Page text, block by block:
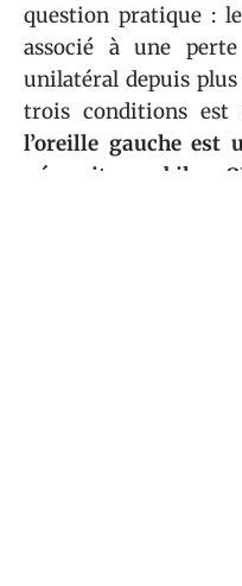
question pratique :
associé à une
unilatéral depuis plus
trois conditions
l’oreille gauche est
nécessite un bilan